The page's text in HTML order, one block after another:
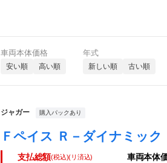
車両本体価格
安い順 高い順
年式
新しい順 古い順
ジャガー 購入パックあり
Ｆペイス Ｒ－ダイナミッ
支払総額(税込)(リ済込) 車両本体